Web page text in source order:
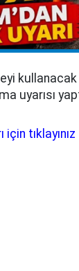
uyarısı
tıklayınız